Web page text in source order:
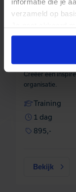
informatie die je
verzameld op
blijft gebruiken.
Creëer een
organisatie.
Training
1 dag
895,-
Bekijk